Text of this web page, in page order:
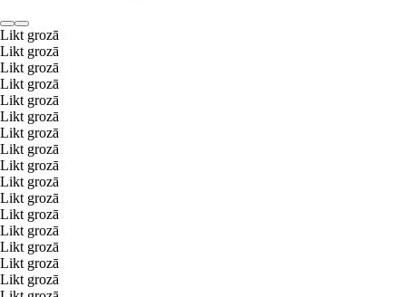
Likt grozā
Likt grozā
Likt grozā
Likt grozā
Likt grozā
Likt grozā
Likt grozā
Likt grozā
Likt grozā
Likt grozā
Likt grozā
Likt grozā
Likt grozā
Likt grozā
Likt grozā
Likt grozā